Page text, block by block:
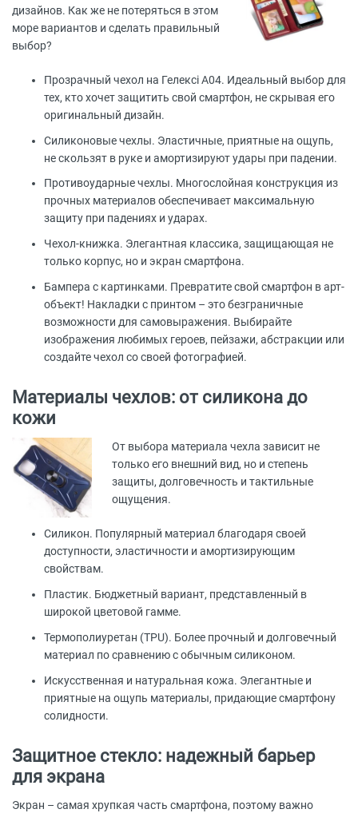
дизайнов. Как же не потеряться в этом
море вариантов и сделать правильный
выбор?
Прозрачный чехол на Гелексі А04. Идеальный выбор для
тех, кто хочет защитить свой смартфон, не скрывая его
оригинальный дизайн.
Силиконовые чехлы. Эластичные, приятные на ощупь,
не скользят в руке и амортизируют удары при падении.
Противоударные чехлы. Многослойная конструкция из
прочных материалов обеспечивает максимальную
защиту при падениях и ударах.
Чехол-книжка. Элегантная классика, защищающая не
только корпус, но и экран смартфона.
Бампера с картинками. Превратите свой смартфон в арт-
объект! Накладки с принтом – это безграничные
возможности для самовыражения. Выбирайте
изображения любимых героев, пейзажи, абстракции или
создайте чехол со своей фотографией.
Материалы чехлов: от силикона до
кожи
От выбора материала чехла зависит не
только его внешний вид, но и степень
защиты, долговечность и тактильные
ощущения.
Силикон. Популярный материал благодаря своей
доступности, эластичности и амортизирующим
свойствам.
Пластик. Бюджетный вариант, представленный в
широкой цветовой гамме.
Термополиуретан (TPU). Более прочный и долговечный
материал по сравнению с обычным силиконом.
Искусственная и натуральная кожа. Элегантные и
приятные на ощупь материалы, придающие смартфону
солидности.
Защитное стекло: надежный барьер
для экрана
Экран – самая хрупкая часть смартфона, поэтому важно